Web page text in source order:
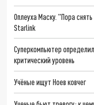
Оплеуха Маску. "Пора
Starlink
Суперкомпьютер
критический уровень
Учёные ищут Ноев ковчег